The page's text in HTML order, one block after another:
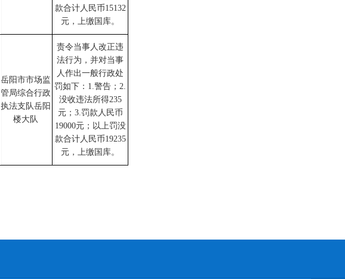
款合计人民币15132
元，上缴国库。
岳阳市市场监
管局综合行政
执法支队岳阳
楼大队
责令当事人改正违
法行为，并对当事
人作出一般行政处
罚如下： 1.警告；2.
没收违法所得235
元；3.罚款人民币
19000元；以上罚没
款合计人民币19235
元，上缴国库。